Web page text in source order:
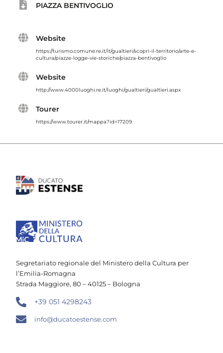
PIAZZA BENTIVOGLIO
Website
https://turismo.comune.re.it/it/gualtieri/scopri-il-territorio/arte-e-
cultura/piazze-logge-vie-storiche/piazza-bentivoglio
Website
http://www.4000luoghi.re.it/luoghi/gualtieri/gualtieri.aspx
Tourer
https://www.tourer.it/mappa?id=17209
Segretariato regionale del Ministero della Cultura per
l’Emilia-Romagna
Strada Maggiore, 80 – 40125 – Bologna
+39 051 4298243
info@ducatoestense.com